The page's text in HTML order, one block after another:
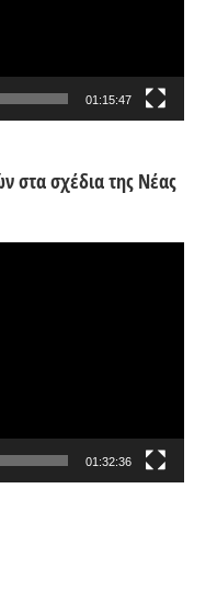
01:15:47
στα σχέδια της Νέας
01:32:36